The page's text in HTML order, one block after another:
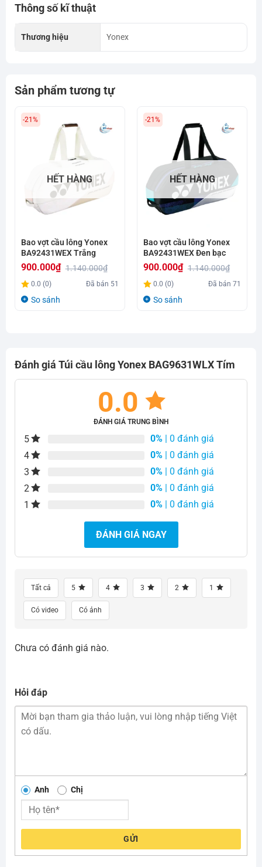
Thông số kĩ thuật
Thương hiệu Yonex
Sản phẩm tương tự
-21%
HẾT HÀNG
Bao vợt cầu lông Yonex
BA92431WEX Trắng
1.140.000₫
Giá
gốc
900.000₫
Giá
hiện
0.0 (0) Đã bán 51
So sánh
-21%
HẾT HÀNG
Bao vợt cầu lông Yonex
BA92431WEX Đen bạc
1.140.000₫
Giá
gốc
900.000₫
Giá
hiện
0.0 (0) Đã bán71
So sánh
Đánh giá Túi cầu lông Yonex BAG9631WLX Tím
0.0
ĐÁNH GIÁ TRUNG BÌNH
5 0% | 0 đánh giá
4
0% | 0 đánh giá
3
0% | 0 đánh giá
2
0% | 0 đánh giá
1
0% | 0 đánh giá
ĐÁNH GIÁ NGAY
Tất cả 5 4 3 2 1
Có video Có ảnh
Chưa có đánh giá nào.
Hỏi đáp
Anh Chị
GỬI